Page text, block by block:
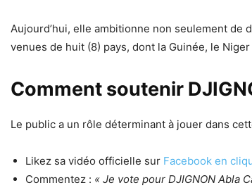
Aujourd’hui, elle ambitionne non seulement de
venues de huit (8) pays, dont la Guinée, le
Comment soutenir
Le public a un rôle déterminant à jouer dans
Likez sa vidéo officielle sur Facebook en
Commentez : « Je vote pour DJIGNON Abla